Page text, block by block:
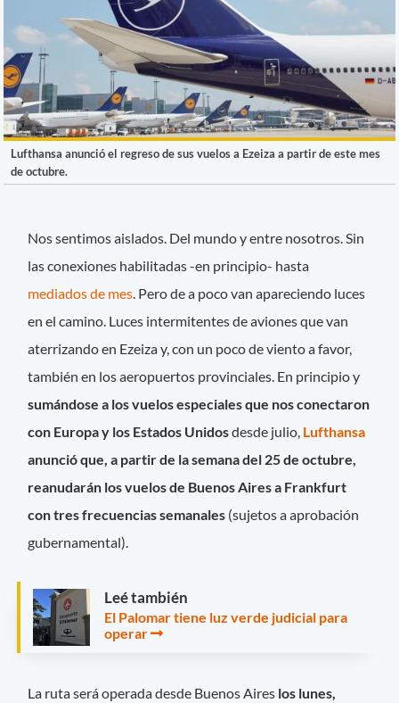
Lufthansa anunció el regreso de sus vuelos a Ezeiza a partir de este mes
de octubre.
Nos sentimos aislados. Del mundo y entre nosotros. Sin
las conexiones habilitadas -en principio- hasta
mediados de mes . Pero de a poco van apareciendo luces
en el camino. Luces intermitentes de aviones que van
aterrizando en Ezeiza y, con un poco de viento a favor,
también en los aeropuertos provinciales. En principio y
sumándose a los vuelos especiales que nos conectaron
con Europa y los Estados Unidosdesde julio, Lufthansa
anunció que, a partir de la semana del 25 de octubre,
reanudarán los vuelos de Buenos Aires a Frankfurt
con tres frecuencias semanales (sujetos a aprobación
gubernamental).
Leé también
El Palomar tiene luz verde judicial para
operar
La ruta será operada desde Buenos Aires los lunes,